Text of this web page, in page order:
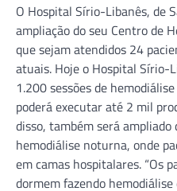
O Hospital Sírio-Libanês, de
ampliação do seu Centro de
que sejam atendidos 24
atuais. Hoje o Hospital Sírio-
1.200 sessões de
poderá executar até 2 mil
disso, também será
hemodiálise noturna, onde
em camas hospitalares. “Os
dormem fazendo